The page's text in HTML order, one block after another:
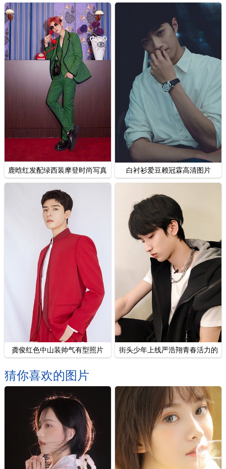
鹿晗红发配绿西装摩登时尚写真 白衬衫爱豆赖冠霖高清图片
龚俊红色中山装帅气有型照片
街头少年上线严浩翔青春活力的
猜你喜欢的图片